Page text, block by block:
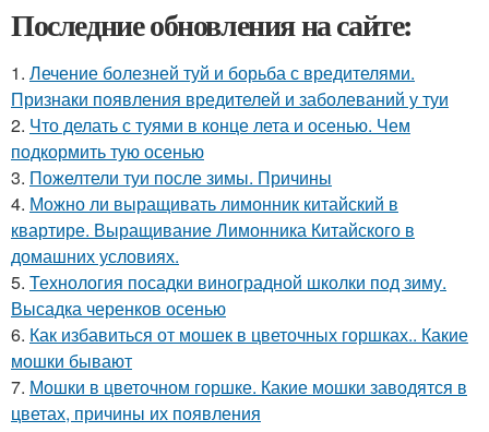
Последние обновления на сайте:
1. Лечение болезней туй и борьба с вредителями.
Признаки появления вредителей и заболеваний у туи
2. Что делать с туями в конце лета и осенью. Чем
подкормить тую осенью
3. Пожелтели туи после зимы. Причины
4. Можно ли выращивать лимонник китайский в
квартире. Выращивание Лимонника Китайского в
домашних условиях.
5. Технология посадки виноградной школки под зиму.
Высадка черенков осенью
6. Как избавиться от мошек в цветочных горшках.. Какие
мошки бывают
7. Мошки в цветочном горшке. Какие мошки заводятся в
цветах, причины их появления